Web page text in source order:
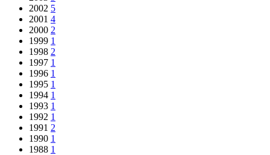
2002 5
2001 4
2000 2
1999 1
1998 2
1997 1
1996 1
1995 1
1994 1
1993 1
1992 1
1991 2
1990 1
1988 1